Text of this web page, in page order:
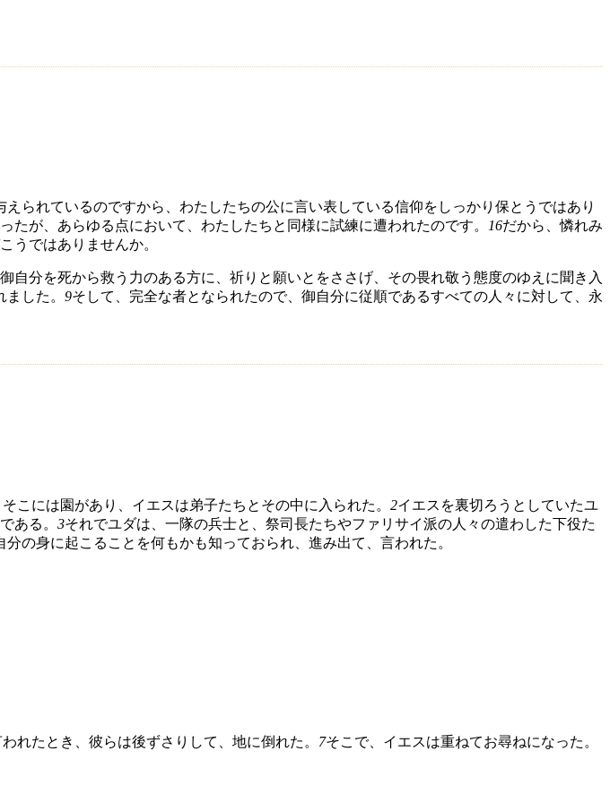
られているのですから、わたしたちの公に言い表している信仰をしっかり保とうではあり
が、あらゆる点において、わたしたちと同様に試練に遭われたのです。 16だから、憐れみ
うではありませんか。
分を死から救う力のある方に、祈りと願いとをささげ、その畏れ敬う態度のゆえに聞き入
した。 9そして、完全な者となられたので、御自分に従順であるすべての人々に対して、永
こには園があり、イエスは弟子たちとその中に入られた。 2イエスを裏切ろうとしていたユ
ある。 3それでユダは、一隊の兵士と、祭司長たちやファリサイ派の人々の遣わした下役た
分の身に起こることを何もかも知っておられ、進み出て、言われた。
れたとき、彼らは後ずさりして、地に倒れた。 7そこで、イエスは重ねてお尋ねになった。